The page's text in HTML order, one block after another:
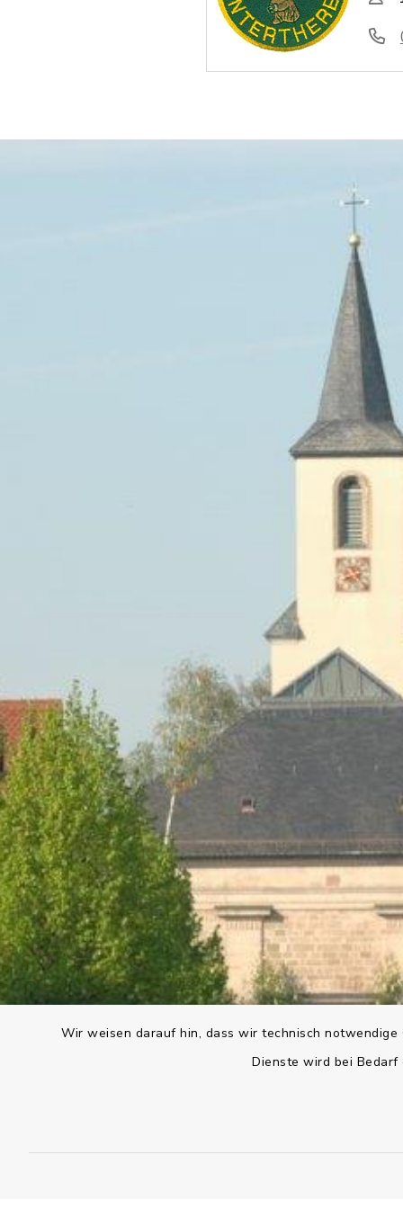
Wir weisen darauf hin, dass wir technisch
Dienste wird bei